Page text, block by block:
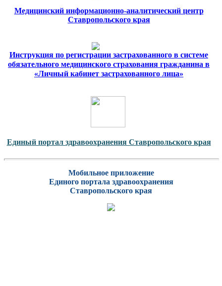
Медицинский информационно-аналитический центр
Ставропольского края
Инструкция по регистрации застрахованного в системе
обязательного медицинского страхования гражданина в
«Личный кабинет застрахованного лица»
Единый портал здравоохранения Ставропольского края
Мобильное приложение
Единого портала здравоохранения
Ставропольского края